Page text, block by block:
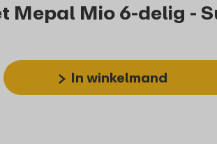
Mepal Mio 6-delig -
In winkelmand